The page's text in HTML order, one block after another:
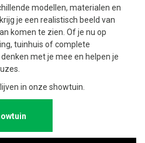
modellen, materialen en
je een realistisch beeld van
komen te zien. Of je nu op
tuinhuis of complete
met je mee en helpen je
in onze showtuin.